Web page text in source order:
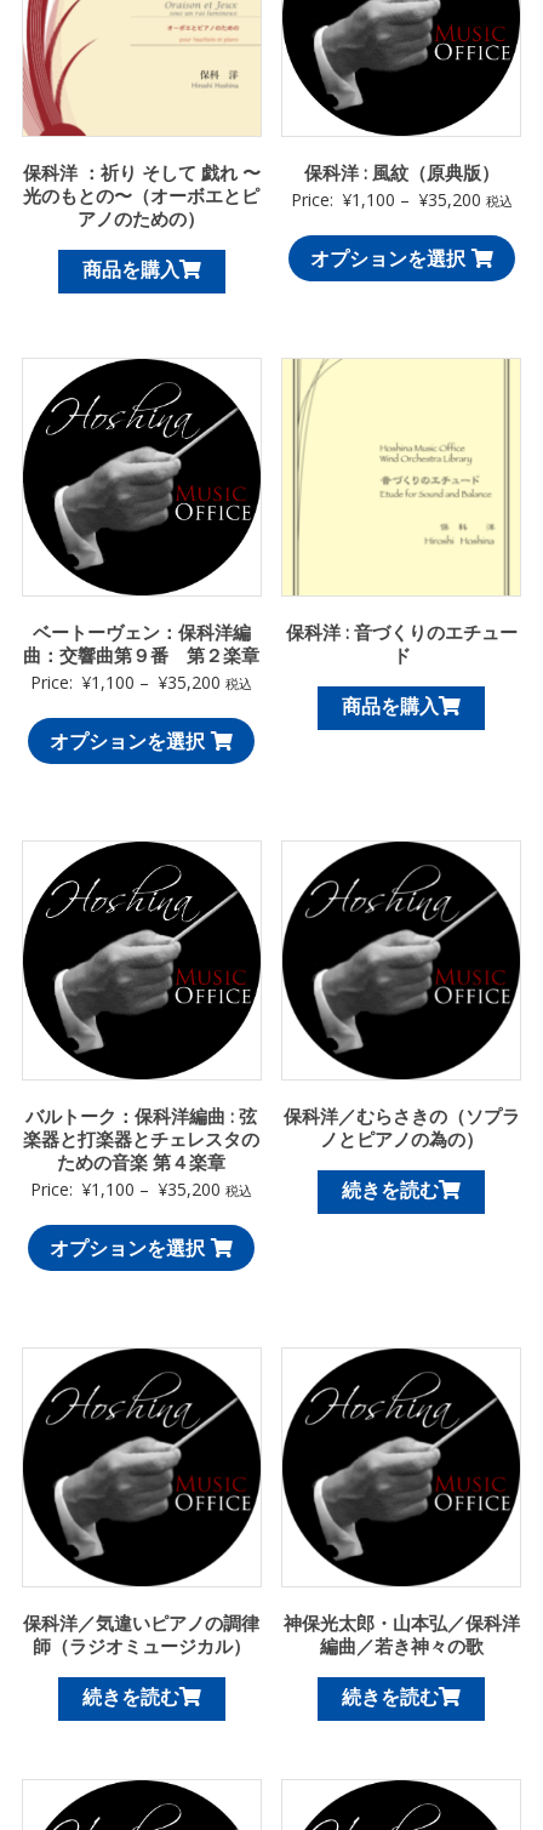
保科洋 ：祈り そして 戯れ 〜
光のもとの〜（オーボエとピ
アノのための）
商品を購入
保科洋 : 風紋（原典版）
Price: ¥1,100 – ¥35,200 税込
オプションを選択
ベートーヴェン：保科洋編
曲：交響曲第９番 第２楽章
Price: ¥1,100 – ¥35,200 税込
オプションを選択
保科洋 : 音づくりのエチュー
ド
商品を購入
バルトーク：保科洋編曲 : 弦
楽器と打楽器とチェレスタの
ための音楽 第４楽章
Price: ¥1,100 – ¥35,200 税込
オプションを選択
保科洋／むらさきの（ソプラ
ノとピアノの為の）
続きを読む
保科洋／気違いピアノの調律
師（ラジオミュージカル）
続きを読む
神保光太郎・山本弘／保科洋
編曲／若き神々の歌
続きを読む